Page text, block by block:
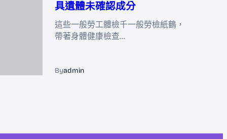
具遺體未確認成分
這些一般勞工體檢千一般勞檢紙鶴，
帶著身體健康檢查…
Byadmin